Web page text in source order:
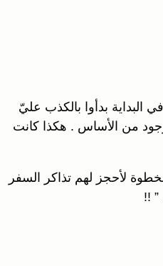
بدأوا بالكذب عليّ
من الأساس . هكذا كانت
لأحجز لهم تذاكر السفر
” !!